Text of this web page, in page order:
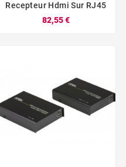
Recepteur Hdmi Sur RJ45
82,55 €